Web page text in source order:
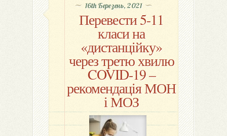
16th Березень, 2021
Перевести 5-11
класи на
«дистанційку»
через третю хвилю
COVID-19 –
рекомендація МОН
і МОЗ